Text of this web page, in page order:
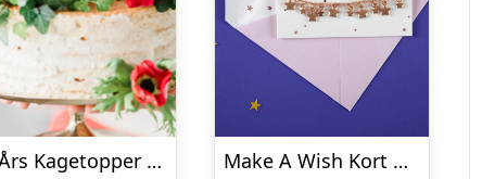
60 Års Kagetopper Guld Make A Wish Kort Med Armbånd